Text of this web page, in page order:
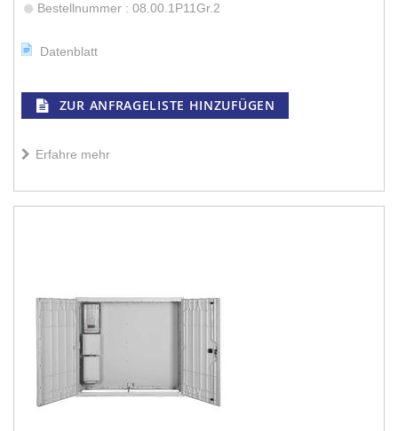
Bestellnummer : 08.00.1P11Gr.2
Datenblatt
ZUR ANFRAGELISTE HINZUFÜGEN
Erfahre mehr